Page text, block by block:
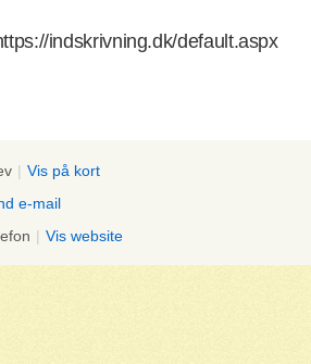
indskrivning.dk/default.aspx
| Vis på kort
e-mail
| Vis website